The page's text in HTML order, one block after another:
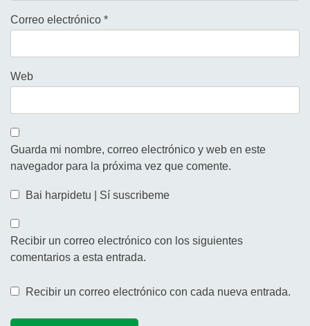
Correo electrónico *
Web
Guarda mi nombre, correo electrónico y web en este
navegador para la próxima vez que comente.
Bai harpidetu | Sí suscribeme
Recibir un correo electrónico con los siguientes
comentarios a esta entrada.
Recibir un correo electrónico con cada nueva entrada.